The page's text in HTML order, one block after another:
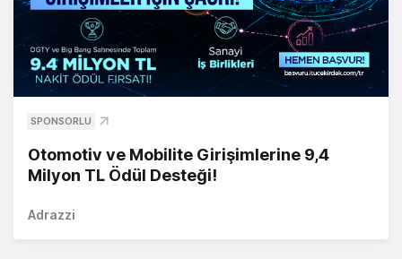
SPONSORLU
Otomotiv ve Mobilite Girişimlerine 9,4
Milyon TL Ödül Desteği!
Adrazzi